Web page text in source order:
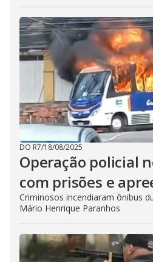
DO R7/18/08/2025
Operação policial
com prisões e
Criminosos incendiaram ônibus
Mário Henrique Paranhos